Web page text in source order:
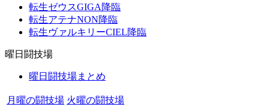
転生ゼウスGIGA降臨
転生アテナNON降臨
転生ヴァルキリーCIEL降臨
曜日闘技場
曜日闘技場まとめ
月曜の闘技場 火曜の闘技場